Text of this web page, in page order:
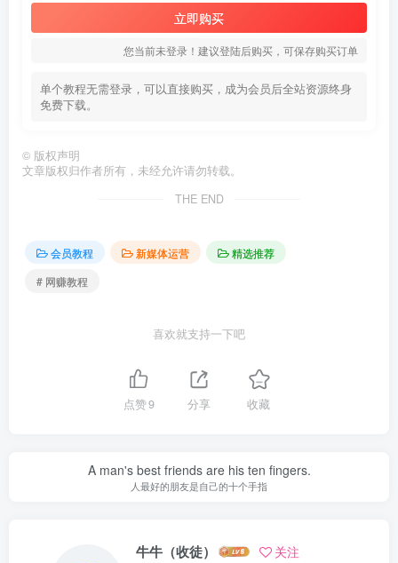
立即购买
您当前未登录！建议登陆后购买，可保存购买订单
单个教程无需登录，可以直接购买，成为会员后全站资源终身
免费下载。
© 版权声明
文章版权归作者所有，未经允许请勿转载。
THE END
会员教程 新媒体运营
精选推荐
# 网赚教程
喜欢就支持一下吧
点赞9 分享 收藏
A man's best friends are his ten fingers.
人最好的朋友是自己的十个手指
牛牛（收徒） 关注